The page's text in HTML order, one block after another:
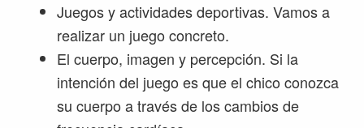
Juegos y actividades deportivas. Vamos a
realizar un juego concreto.
El cuerpo, imagen y percepción. Si la
intención del juego es que el chico conozca
su cuerpo a través de los cambios de